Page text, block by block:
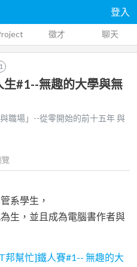
登入
徵才 聊天
1
#1--無趣的大學與無
職場」--從零開始的前十五年 與
系學生，
生，並且成為電腦書作者與
邦幫忙]鐵人賽#1-- 無趣的大